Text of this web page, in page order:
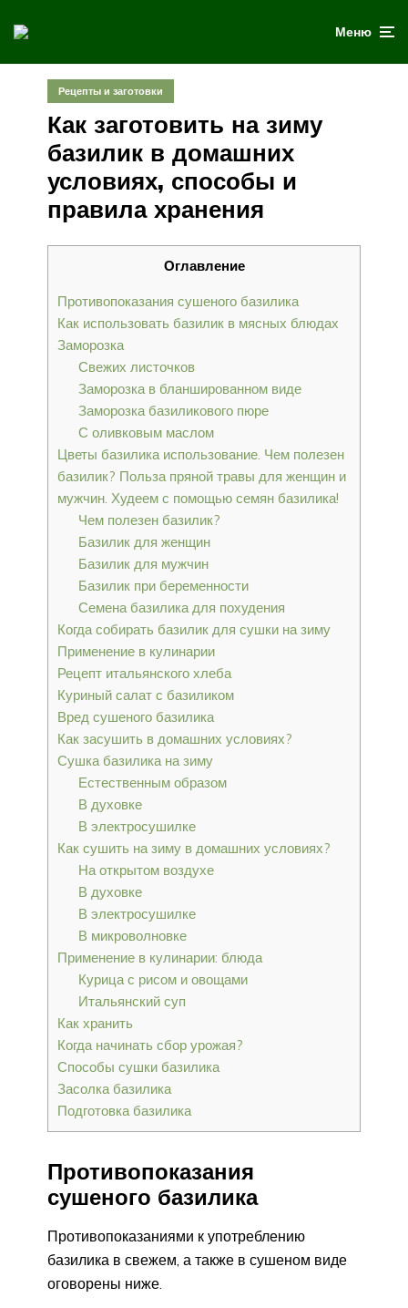
Меню
Рецепты и заготовки
Как заготовить на зиму
базилик в домашних
условиях, способы и
правила хранения
Оглавление
Противопоказания сушеного базилика
Как использовать базилик в мясных блюдах
Заморозка
Свежих листочков
Заморозка в бланшированном виде
Заморозка базиликового пюре
С оливковым маслом
Цветы базилика использование. Чем полезен
базилик? Польза пряной травы для женщин и
мужчин. Худеем с помощью семян базилика!
Чем полезен базилик?
Базилик для женщин
Базилик для мужчин
Базилик при беременности
Семена базилика для похудения
Когда собирать базилик для сушки на зиму
Применение в кулинарии
Рецепт итальянского хлеба
Куриный салат с базиликом
Вред сушеного базилика
Как засушить в домашних условиях?
Сушка базилика на зиму
Естественным образом
В духовке
В электросушилке
Как сушить на зиму в домашних условиях?
На открытом воздухе
В духовке
В электросушилке
В микроволновке
Применение в кулинарии: блюда
Курица с рисом и овощами
Итальянский суп
Как хранить
Когда начинать сбор урожая?
Способы сушки базилика
Засолка базилика
Подготовка базилика
Противопоказания
сушеного базилика
Противопоказаниями к употреблению
базилика в свежем, а также в сушеном виде
оговорены ниже.